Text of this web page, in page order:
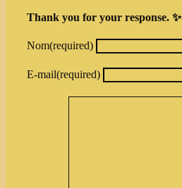
Thank you for your response. ✨
Nom(required)
E-mail(required)